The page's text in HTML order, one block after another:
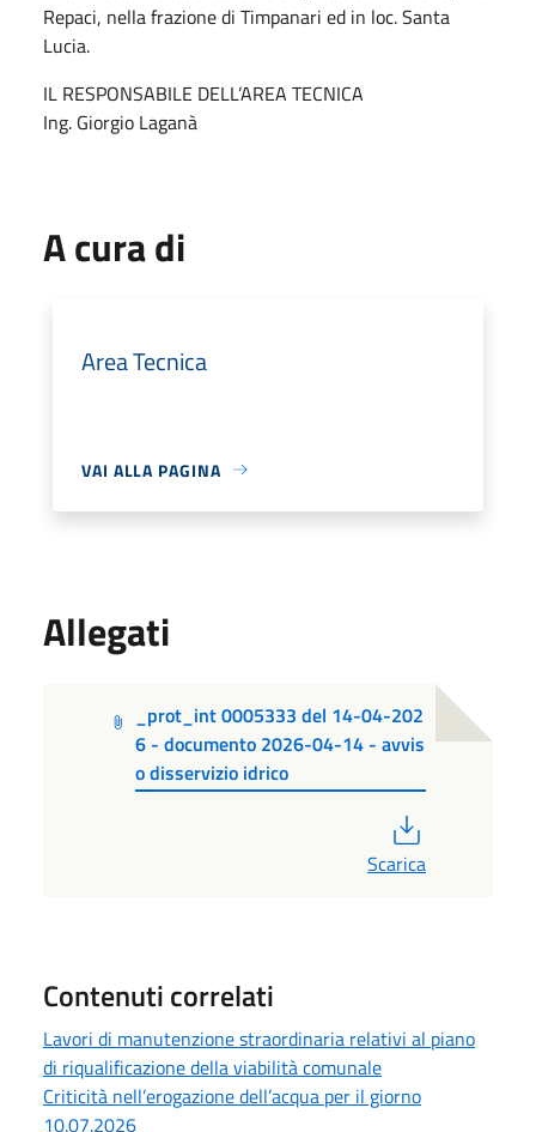
Repaci, nella frazione di Timpanari ed in loc. Santa
Lucia.
IL RESPONSABILE DELL’AREA TECNICA
Ing. Giorgio Laganà
A cura di
Area Tecnica
VAI ALLA PAGINA
Allegati
_prot_int 0005333 del 14-04-202
6 - documento 2026-04-14 - avvis
o disservizio idrico
Scarica
Contenuti correlati
Lavori di manutenzione straordinaria relativi al piano
di riqualificazione della viabilità comunale
Criticità nell’erogazione dell’acqua per il giorno
10.07.2026